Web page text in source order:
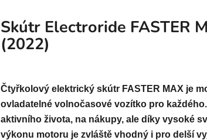
Skútr Electroride FASTER
(2022)
Čtyřkolový elektrický skútr FASTER MAX je
ovladatelné volnočasové vozítko pro
aktivního života, na nákupy, ale díky vysoké
výkonu motoru je zvláště vhodný i pro delší